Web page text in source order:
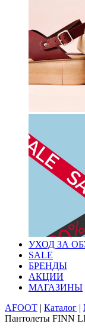
УХОД ЗА
SALE
БРЕНДЫ
АКЦИИ
МАГАЗИНЫ
AFOOT | Каталог |
Пантолеты FINN